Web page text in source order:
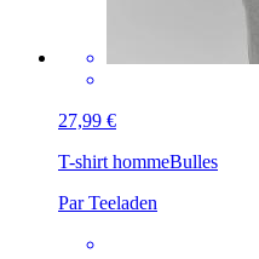
27,99 €
T-shirt hommeBulles
Par Teeladen